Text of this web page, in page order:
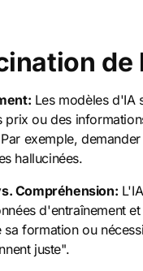
de
Les modèles d'IA
prix ou des
exemple,
hallucinées.
Compréhension:
d'entraînement
formation ou
juste".